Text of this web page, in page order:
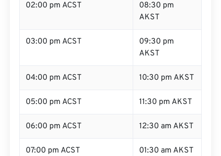
02:00 pm ACST
08:30 pm
AKST
03:00 pm ACST
09:30 pm
AKST
04:00 pm ACST 10:30 pm AKST
05:00 pm ACST 11:30 pm AKST
06:00 pm ACST 12:30 am AKST
07:00 pm ACST 01:30 am AKST